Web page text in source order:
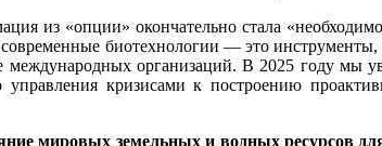
из «опции» окончательно стала
биотехнологии — это
организаций. В 2025 году мы
кризисами к построению
мировых земельных и водных ресурсов